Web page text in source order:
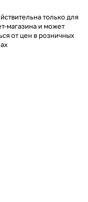
только для
магазина и может
от цен в розничных